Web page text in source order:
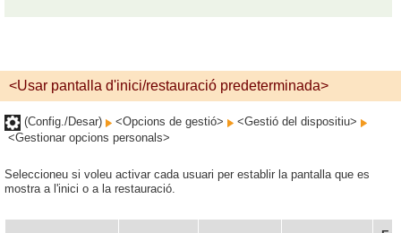
<Usar pantalla d'inici/restauració predeterminada>
(Config./Desar) <Opcions de gestió>
<Gestió del dispositiu>
<Gestionar opcions personals>
Seleccioneu si voleu activar cada usuari per establir la pantalla que es
mostra a l'inici o a la restauració.